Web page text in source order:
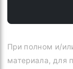
При полном и/
материала, для